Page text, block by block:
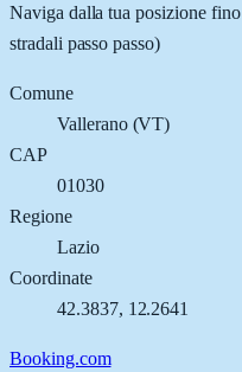
Naviga dalla tua posizione
stradali passo passo)
Comune
Vallerano(VT)
CAP
01030
Regione
Lazio
Coordinate
42.3837, 12.2641
Booking.com